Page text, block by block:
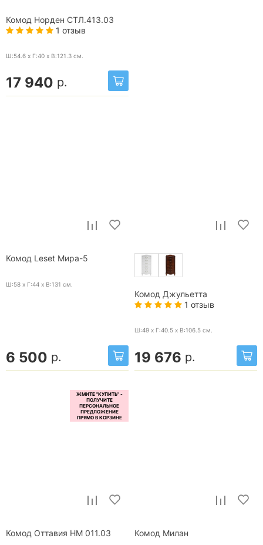
Комод Норден СТЛ.413.03
1 отзыв
Ш:54.6 x Г:40 x В:121.3 см.
17 940 р.
Комод Leset Мира-5
Ш:58 x Г:44 x В:131 см.
6 500 р.
Комод Джульетта
1 отзыв
Ш:49 x Г:40.5 x В:106.5 см.
19 676 р.
Комод Оттавия НМ 011.03 Комод Милан